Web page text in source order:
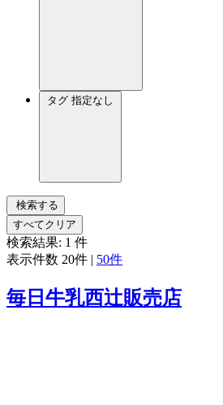
タグ 指定なし
検索する
すべてクリア
検索結果: 1 件
表示件数 20件 | 50件
毎日牛乳西辻販売店